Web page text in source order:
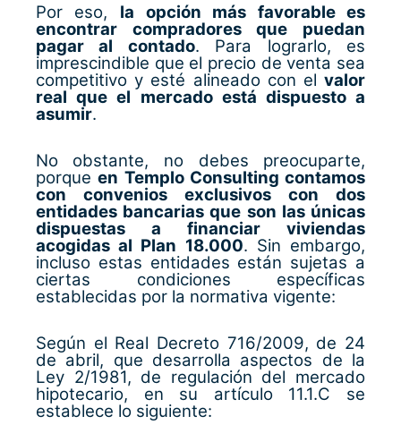
Por eso, la opción más favorable es
encontrar compradores que puedan
pagar al contado. Para lograrlo, es
imprescindible que el precio de venta sea
competitivo y esté alineado con elvalor
real que el mercado está dispuesto a
asumir.
No obstante, no debes preocuparte,
porqueen Templo Consulting contamos
con convenios exclusivos con dos
entidades bancarias que son las únicas
dispuestas a financiar viviendas
acogidas al Plan 18.000. Sin embargo,
incluso estas entidades están sujetas a
ciertas condiciones específicas
establecidas por la normativa vigente:
Según el Real Decreto 716/2009, de 24
de abril, que desarrolla aspectos de la
Ley 2/1981, de regulación del mercado
hipotecario, en su artículo 11.1.C se
establece lo siguiente: